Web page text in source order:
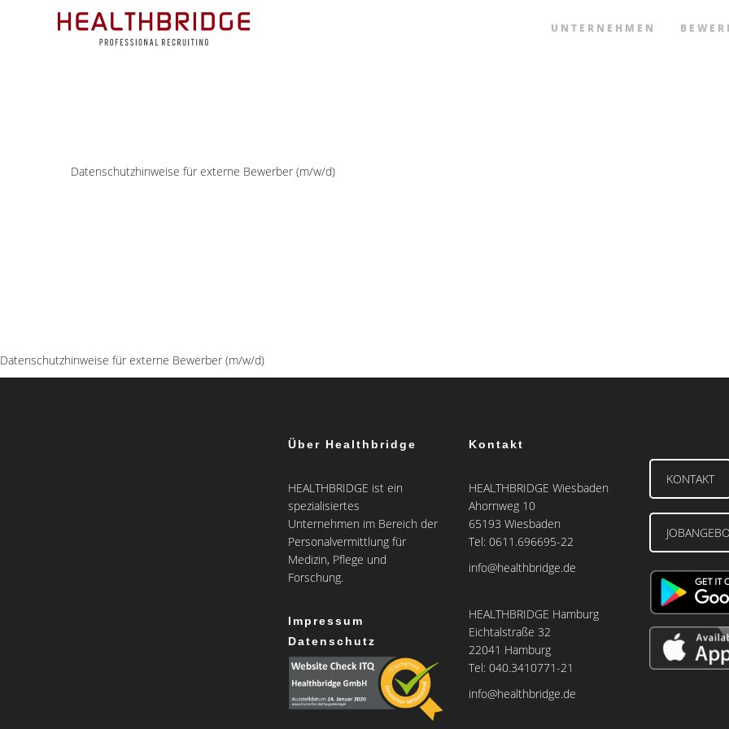
UNTERNEHMEN
Datenschutzhinweise für externe Bewerber (m/w/d)
Datenschutzhinweise für externe Bewerber (m/w/d)
Über Healthbridge
HEALTHBRIDGE ist ein
spezialisiertes
Unternehmen im Bereich der
Personalvermittlung für
Medizin, Pflege und
Forschung.
Impressum
Datenschutz
Kontakt
HEALTHBRIDGE Wiesbaden
Ahornweg 10
65193 Wiesbaden
Tel: 0611.696695-22
info@healthbridge.de
HEALTHBRIDGE Hamburg
Eichtalstraße 32
22041 Hamburg
Tel: 040.3410771-21
info@healthbridge.de
KONTAKT